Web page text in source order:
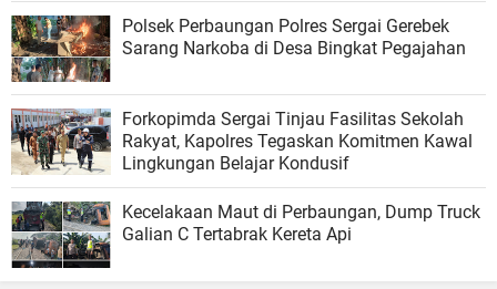
Polsek Perbaungan Polres Sergai Gerebek
Sarang Narkoba di Desa Bingkat Pegajahan
Forkopimda Sergai Tinjau Fasilitas Sekolah
Rakyat, Kapolres Tegaskan Komitmen Kawal
Lingkungan Belajar Kondusif
Kecelakaan Maut di Perbaungan, Dump Truck
Galian C Tertabrak Kereta Api